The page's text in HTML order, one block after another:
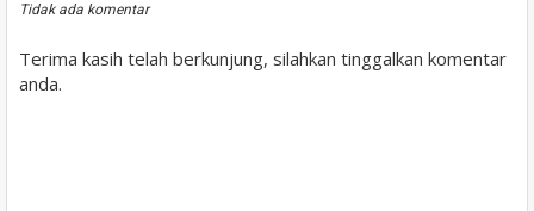
Tidak ada komentar
Terima kasih telah berkunjung, silahkan tinggalkan komentar
anda.